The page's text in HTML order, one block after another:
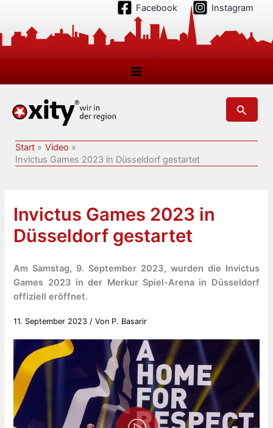
springen
Facebook Instagram
Suchen
Start
Video
Invictus Games 2023 in Düsseldorf gestartet
Invictus Games 2023 in
Düsseldorf gestartet
Am Samstag, 9. September 2023, wurden die Invictus
Games 2023 in der Merkur Spiel-Arena in Düsseldorf
offiziell eröffnet.
11. September 2023 / Von P. Basarir